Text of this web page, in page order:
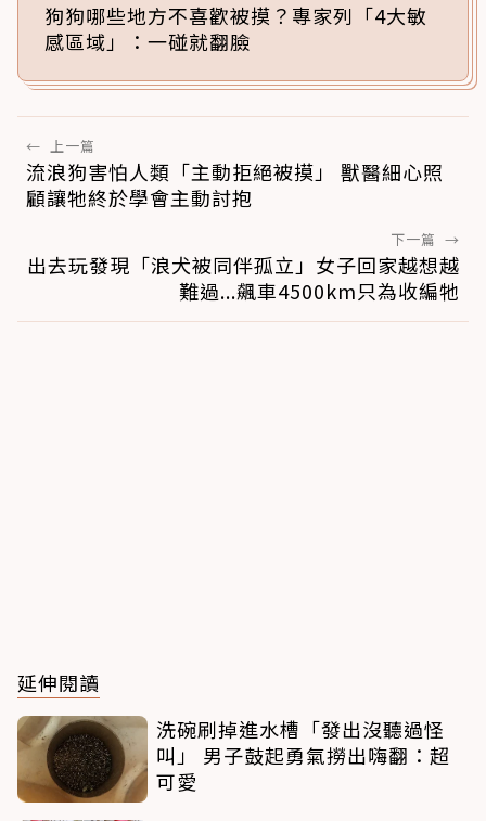
狗狗哪些地方不喜歡被摸？專家列「4大敏
感區域」：一碰就翻臉
← 上一篇
流浪狗害怕人類「主動拒絕被摸」 獸醫細心照
顧讓牠終於學會主動討抱
下一篇 →
出去玩發現「浪犬被同伴孤立」女子回家越想越
難過...飆車4500km只為收編牠
延伸閱讀
洗碗刷掉進水槽「發出沒聽過怪
叫」 男子鼓起勇氣撈出嗨翻：超
可愛